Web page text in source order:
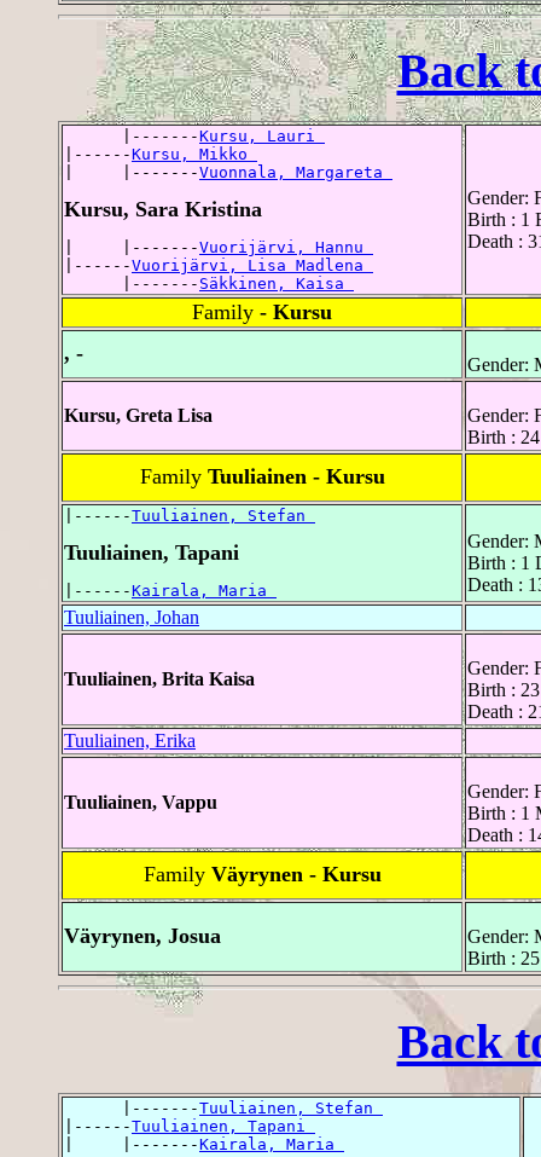
Back
      |-------
Kursu, Lauri
|------Kursu, Mikko
|     |-------Vuonnala, Margareta
Kursu, Sara Kristina
|     |-------Vuorijärvi, Hannu
|------Vuorijärvi, Lisa Madlena
      |-------
Säkkinen, Kaisa
Gender:
Birth : 1
Death :
Family - Kursu
, -
Gender:
Kursu, Greta Lisa
Gender:
Birth :
Family Tuuliainen - Kursu
|------Tuuliainen, Stefan
Tuuliainen, Tapani
|------Kairala, Maria
Gender:
Birth : 1
Death :
Tuuliainen, Johan
Tuuliainen, Brita Kaisa
Gender:
Birth :
Death :
Tuuliainen, Erika
Tuuliainen, Vappu
Gender:
Birth : 1
Death :
Family Väyrynen - Kursu
Väyrynen, Josua
Gender:
Birth :
Back
      |-------
Tuuliainen, Stefan
|------Tuuliainen, Tapani
|     |-------Kairala, Maria